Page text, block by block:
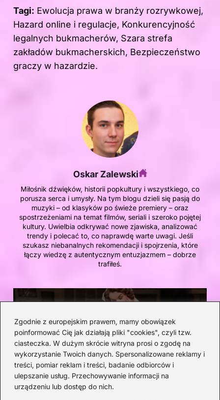
Zgodnie z europejskim prawem, mamy obowiązek
poinformować Cię jak działają pliki "cookies", czyli tzw.
ciasteczka. W dużym skrócie witryna prosi o zgodę na
wykorzystanie Twoich danych. Spersonalizowane reklamy i
treści, pomiar reklam i treści, badanie odbiorców i
ulepszanie usług. Przechowywanie informacji na
urządzeniu lub dostęp do nich.
Tagi: Ewolucja prawa w branży rozrywkowej,
Hazard online i regulacje, Konkurencyjność
legalnych bukmacherów, Szara strefa
zakładów bukmacherskich, Bezpieczeństwo
graczy w hazardzie.
Oskar Zalewski
Miłośnik dźwięków, historii popkultury i wszystkiego, co
porusza serca i umysły. Na tym blogu dzieli się pasją do
muzyki – od klasyków po świeże premiery – oraz
spostrzeżeniami na temat filmów, seriali i szeroko pojętej
kultury. Uwielbia odkrywać nowe zjawiska, analizować
trendy i polecać to, co naprawdę warte uwagi. Jeśli
szukasz niebanalnych rekomendacji i spojrzenia, które
łączy wiedzę z autentycznym entuzjazmem – dobrze
trafiłeś.
Magia opery na ekranie: odkryj
najlepsze filmy o wielkiej
muzyce